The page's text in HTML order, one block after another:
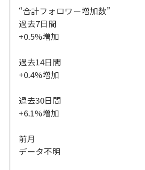
“合計フォロワー増加数”
過去7日間
+0.5%増加
過去14日間
+0.4%増加
過去30日間
+6.1%増加
前月
データ不明